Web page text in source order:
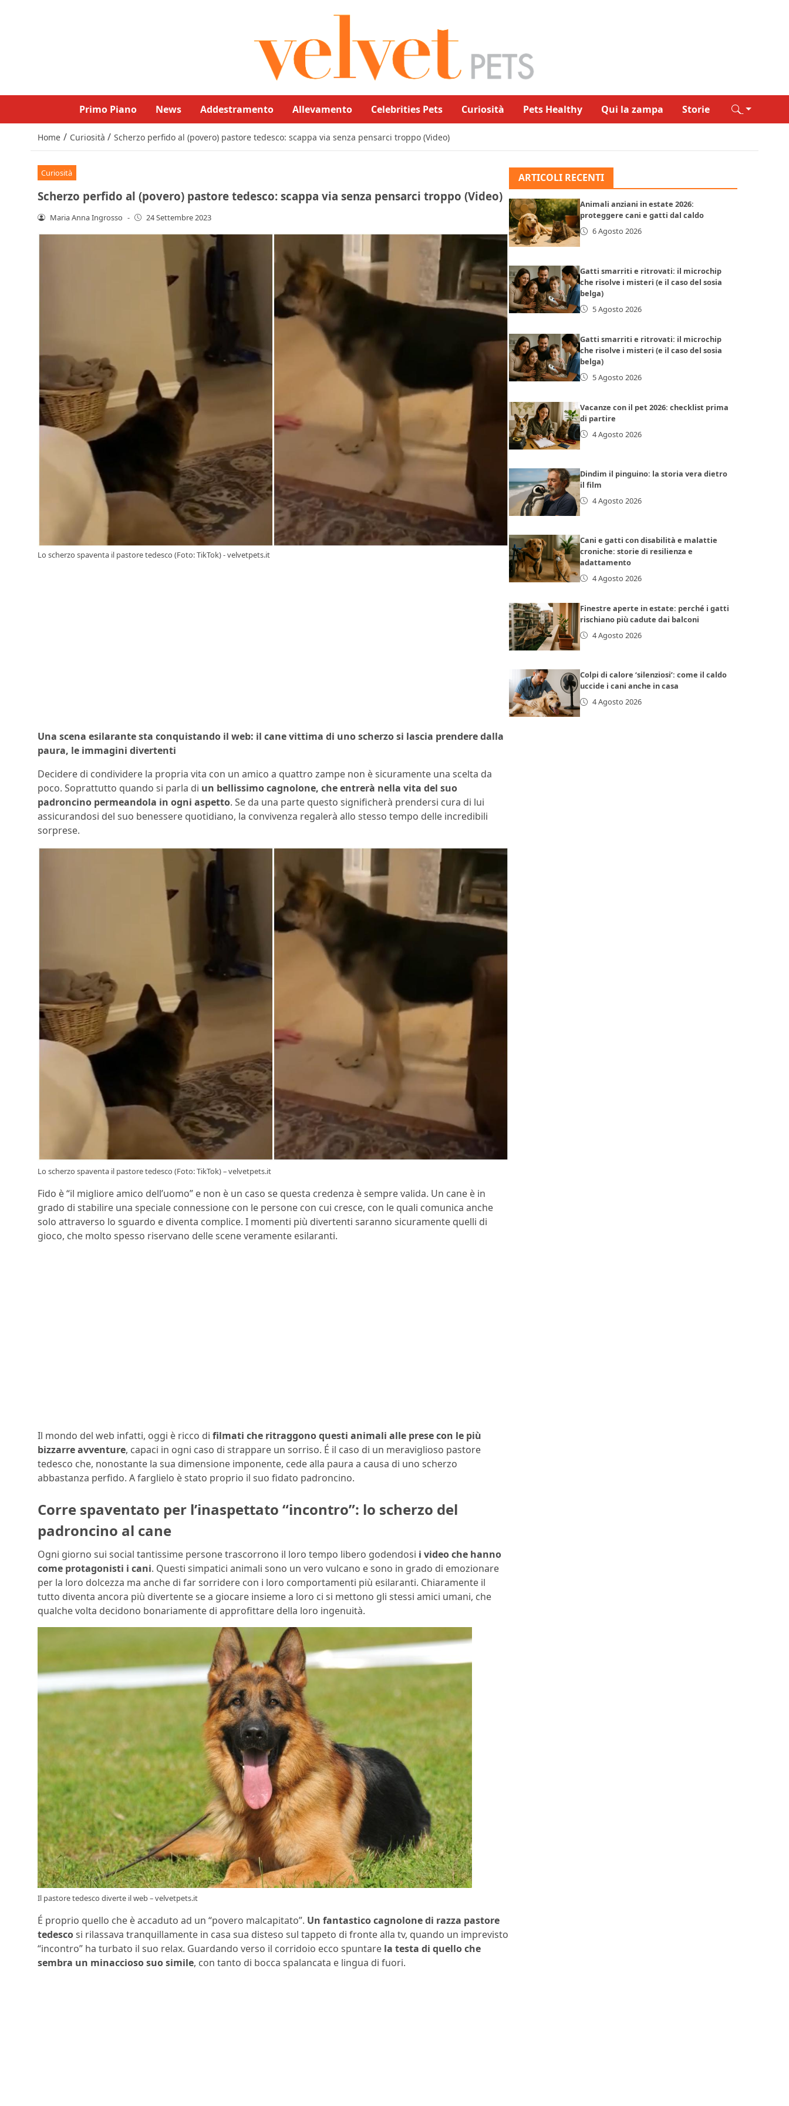
Primo Piano News Addestramento Allevamento Celebrities Pets Curiosità Pets Healthy Qui la zampa Storie
Home / Curiosità / Scherzo perfido al (povero) pastore tedesco: scappa via senza pensarci troppo (Video)
Curiosità
Scherzo perfido al (povero) pastore tedesco: scappa via senza pensarci troppo (Video)
Maria Anna Ingrosso - 24 Settembre 2023
Lo scherzo spaventa il pastore tedesco (Foto: TikTok) - velvetpets.it
Una scena esilarante sta conquistando il web: il cane vittima di uno scherzo si lascia prendere dalla
paura, le immagini divertenti
Decidere di condividere la propria vita con un amico a quattro zampe non è sicuramente una scelta da
poco. Soprattutto quando si parla di un bellissimo cagnolone, che entrerà nella vita del suo
padroncino permeandola in ogni aspetto. Se da una parte questo significherà prendersi cura di lui
assicurandosi del suo benessere quotidiano, la convivenza regalerà allo stesso tempo delle incredibili
sorprese.
Lo scherzo spaventa il pastore tedesco (Foto: TikTok) – velvetpets.it
Fido è “il migliore amico dell’uomo” e non è un caso se questa credenza è sempre valida. Un cane è in
grado di stabilire una speciale connessione con le persone con cui cresce, con le quali comunica anche
solo attraverso lo sguardo e diventa complice. I momenti più divertenti saranno sicuramente quelli di
gioco, che molto spesso riservano delle scene veramente esilaranti.
Il mondo del web infatti, oggi è ricco di filmati che ritraggono questi animali alle prese con le più
bizzarre avventure, capaci in ogni caso di strappare un sorriso. É il caso di un meraviglioso pastore
tedesco che, nonostante la sua dimensione imponente, cede alla paura a causa di uno scherzo
abbastanza perfido. A farglielo è stato proprio il suo fidato padroncino.
Corre spaventato per l’inaspettato “incontro”: lo scherzo del
padroncino al cane
Ogni giorno sui social tantissime persone trascorrono il loro tempo libero godendosi i video che hanno
come protagonisti i cani. Questi simpatici animali sono un vero vulcano e sono in grado di emozionare
per la loro dolcezza ma anche di far sorridere con i loro comportamenti più esilaranti. Chiaramente il
tutto diventa ancora più divertente se a giocare insieme a loro ci si mettono gli stessi amici umani, che
qualche volta decidono bonariamente di approfittare della loro ingenuità.
Il pastore tedesco diverte il web – velvetpets.it
É proprio quello che è accaduto ad un “povero malcapitato”. Un fantastico cagnolone di razza pastore
tedescosi rilassava tranquillamente in casa sua disteso sul tappeto di fronte alla tv, quando un imprevisto
“incontro” ha turbato il suo relax. Guardando verso il corridoio ecco spuntare la testa di quello che
sembra un minaccioso suo simile, con tanto di bocca spalancata e lingua di fuori.
ARTICOLI RECENTI
Animali anziani in estate 2026:
proteggere cani e gatti dal caldo
6 Agosto 2026
Gatti smarriti e ritrovati: il microchip
che risolve i misteri (e il caso del sosia
belga)
5 Agosto 2026
Gatti smarriti e ritrovati: il microchip
che risolve i misteri (e il caso del sosia
belga)
5 Agosto 2026
Vacanze con il pet 2026: checklist prima
di partire
4 Agosto 2026
Dindim il pinguino: la storia vera dietro
il film
4 Agosto 2026
Cani e gatti con disabilità e malattie
croniche: storie di resilienza e
adattamento
4 Agosto 2026
Finestre aperte in estate: perché i gatti
rischiano più cadute dai balconi
4 Agosto 2026
Colpi di calore ‘silenziosi’: come il caldo
uccide i cani anche in casa
4 Agosto 2026